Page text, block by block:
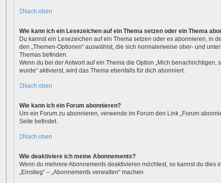
Nach oben
Wie kann ich ein Lesezeichen auf ein Thema setzen oder ein Thema
Du kannst ein Lesezeichen auf ein Thema setzen oder es abonnieren, in
den „Themen-Optionen“ auswählst, die sich normalerweise ober- und
Themas befinden.
Wenn du bei der Antwort auf ein Thema die Option „Mich benachrichtigen,
wurde“ aktivierst, wird das Thema ebenfalls für dich abonniert.
Nach oben
Wie kann ich ein Forum abonnieren?
Um ein Forum zu abonnieren, verwende im Forum den Link „Forum
Seite befindet.
Nach oben
Wie deaktiviere ich meine Abonnements?
Wenn du mehrere Abonnements deaktivieren möchtest, so kannst du dies
„Einstieg“ – „Abonnements verwalten“ machen.